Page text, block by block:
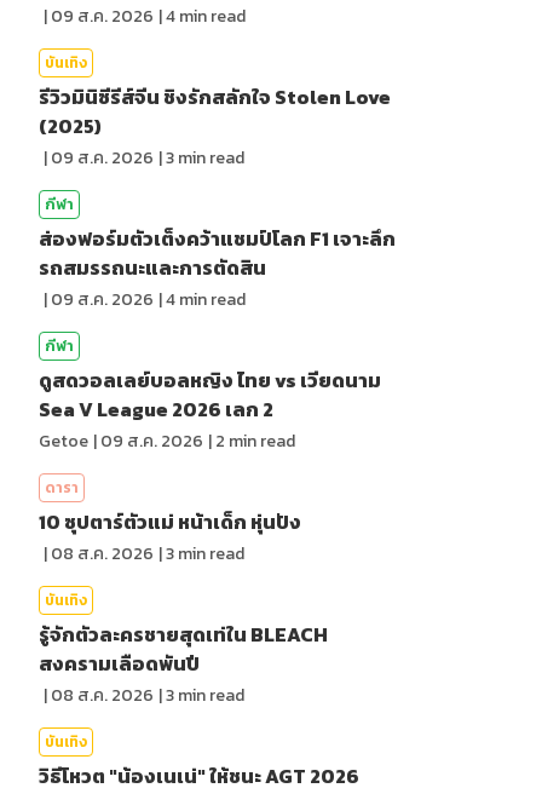
|09 ส.ค. 2026 |4min read
บันเทิง
รีวิวมินิซีรีส์จีน ชิงรักสลักใจ Stolen Love
(2025)
|09 ส.ค. 2026 |3min read
กีฬา
ส่องฟอร์มตัวเต็งคว้าแชมป์โลก F1 เจาะลึก
รถสมรรถนะและการตัดสิน
|09 ส.ค. 2026 |4min read
กีฬา
ดูสดวอลเลย์บอลหญิง ไทย vs เวียดนาม
Sea V League 2026 เลก 2
Getoe |09 ส.ค. 2026 |2 min read
ดารา
10 ซุปตาร์ตัวแม่ หน้าเด็ก หุ่นปัง
|08 ส.ค. 2026 |3min read
บันเทิง
รู้จักตัวละครชายสุดเท่ใน BLEACH
สงครามเลือดพันปี
|08 ส.ค. 2026 |3min read
บันเทิง
วิธีโหวต "น้องเนเน่" ให้ชนะ AGT 2026